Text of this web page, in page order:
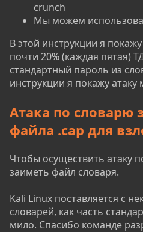
crunch
Мы можем
В этой инструкции я
почти 20% (каждая пятая)
стандартный пароль из
инструкции я покажу
Атака по словарю
файла .cap для
Чтобы осуществить атаку
заиметь файл словаря.
Kali Linux поставляется с
словарей, как часть
мило. Спасибо команде